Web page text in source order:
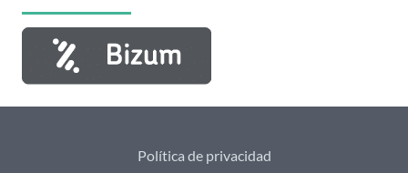
Política de privacidad